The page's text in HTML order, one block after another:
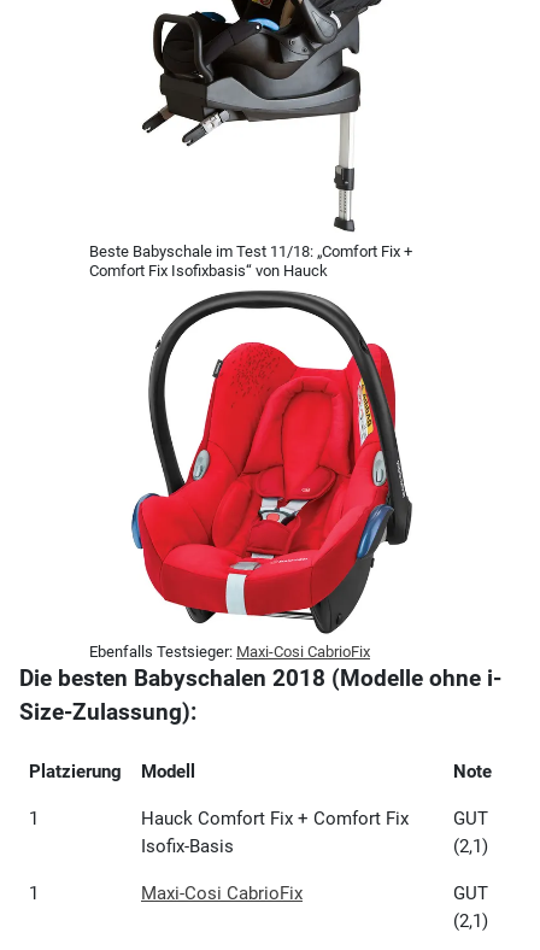
Beste Babyschale im Test 11/18: „Comfort Fix +
Comfort Fix Isofixbasis“ von Hauck
Ebenfalls Testsieger: Maxi-Cosi CabrioFix
Die besten Babyschalen 2018 (Modelle ohne i-
Size-Zulassung):
Platzierung Modell Note
1
Hauck Comfort Fix + Comfort Fix
Isofix-Basis
GUT
(2,1)
1 Maxi-Cosi CabrioFix
GUT
(2,1)